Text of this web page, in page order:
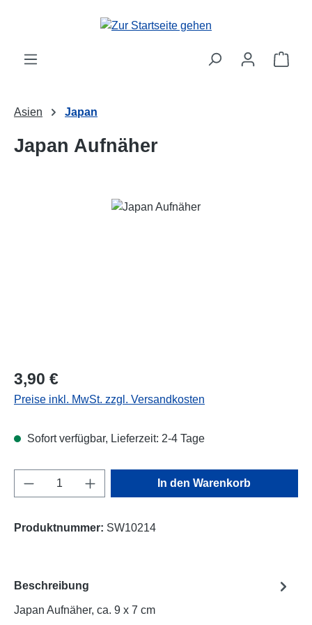
Zum Hauptinhalt springen
Asien Japan
Japan Aufnäher
Bildergalerie überspringen
Regulärer Preis:
3,90 €
Preise inkl. MwSt. zzgl. Versandkosten
Sofort verfügbar, Lieferzeit: 2-4 Tage
Produkt Anzahl: Gib den gewünschten
In den Warenkorb
Produktnummer: SW10214
Beschreibung
Japan Aufnäher, ca. 9 x 7 cm